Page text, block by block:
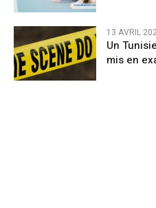
13 AVRIL
Un
mis en